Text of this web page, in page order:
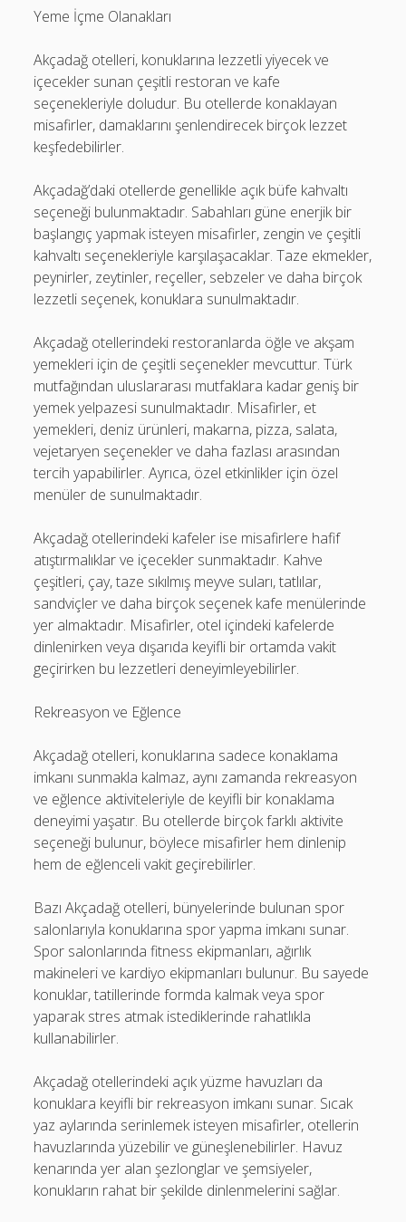
Yeme İçme Olanakları
Akçadağ otelleri, konuklarına lezzetli yiyecek ve
içecekler sunan çeşitli restoran ve kafe
seçenekleriyle doludur. Bu otellerde konaklayan
misafirler, damaklarını şenlendirecek birçok lezzet
keşfedebilirler.
Akçadağ’daki otellerde genellikle açık büfe kahvaltı
seçeneği bulunmaktadır. Sabahları güne enerjik bir
başlangıç yapmak isteyen misafirler, zengin ve çeşitli
kahvaltı seçenekleriyle karşılaşacaklar. Taze ekmekler,
peynirler, zeytinler, reçeller, sebzeler ve daha birçok
lezzetli seçenek, konuklara sunulmaktadır.
Akçadağ otellerindeki restoranlarda öğle ve akşam
yemekleri için de çeşitli seçenekler mevcuttur. Türk
mutfağından uluslararası mutfaklara kadar geniş bir
yemek yelpazesi sunulmaktadır. Misafirler, et
yemekleri, deniz ürünleri, makarna, pizza, salata,
vejetaryen seçenekler ve daha fazlası arasından
tercih yapabilirler. Ayrıca, özel etkinlikler için özel
menüler de sunulmaktadır.
Akçadağ otellerindeki kafeler ise misafirlere hafif
atıştırmalıklar ve içecekler sunmaktadır. Kahve
çeşitleri, çay, taze sıkılmış meyve suları, tatlılar,
sandviçler ve daha birçok seçenek kafe menülerinde
yer almaktadır. Misafirler, otel içindeki kafelerde
dinlenirken veya dışarıda keyifli bir ortamda vakit
geçirirken bu lezzetleri deneyimleyebilirler.
Rekreasyon ve Eğlence
Akçadağ otelleri, konuklarına sadece konaklama
imkanı sunmakla kalmaz, aynı zamanda rekreasyon
ve eğlence aktiviteleriyle de keyifli bir konaklama
deneyimi yaşatır. Bu otellerde birçok farklı aktivite
seçeneği bulunur, böylece misafirler hem dinlenip
hem de eğlenceli vakit geçirebilirler.
Bazı Akçadağ otelleri, bünyelerinde bulunan spor
salonlarıyla konuklarına spor yapma imkanı sunar.
Spor salonlarında fitness ekipmanları, ağırlık
makineleri ve kardiyo ekipmanları bulunur. Bu sayede
konuklar, tatillerinde formda kalmak veya spor
yaparak stres atmak istediklerinde rahatlıkla
kullanabilirler.
Akçadağ otellerindeki açık yüzme havuzları da
konuklara keyifli bir rekreasyon imkanı sunar. Sıcak
yaz aylarında serinlemek isteyen misafirler, otellerin
havuzlarında yüzebilir ve güneşlenebilirler. Havuz
kenarında yer alan şezlonglar ve şemsiyeler,
konukların rahat bir şekilde dinlenmelerini sağlar.